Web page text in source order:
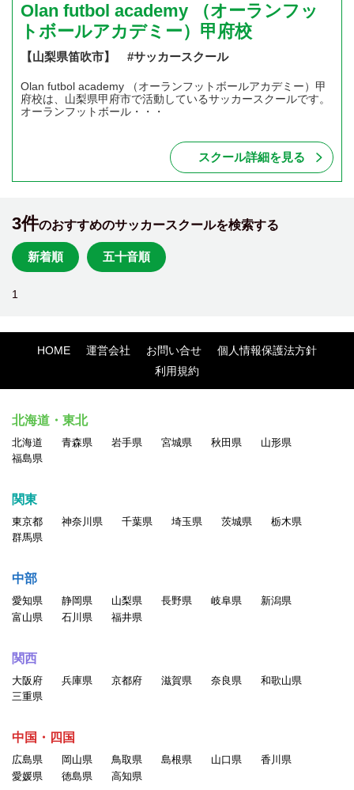
Olan futbol academy （オーランフッ
トボールアカデミー）甲府校
【山梨県笛吹市】 #サッカースクール
Olan futbol academy （オーランフットボールアカデミー）甲
府校は、山梨県甲府市で活動しているサッカースクールです。
オーランフットボール・・・
スクール詳細を見る
3件のおすすめのサッカースクールを検索する
新着順 五十音順
1
HOME 運営会社 お問い合せ
個人情報保護法方針
利用規約
北海道・東北
北海道 青森県 岩手県 宮城県 秋田県
山形県
福島県
関東
東京都 神奈川県 千葉県 埼玉県 茨城県
栃木県
群馬県
中部
愛知県 静岡県 山梨県 長野県 岐阜県
新潟県
富山県
石川県 福井県
関西
大阪府 兵庫県 京都府 滋賀県 奈良県
和歌山県
三重県
中国・四国
広島県 岡山県 鳥取県 島根県 山口県
香川県
愛媛県
徳島県 高知県